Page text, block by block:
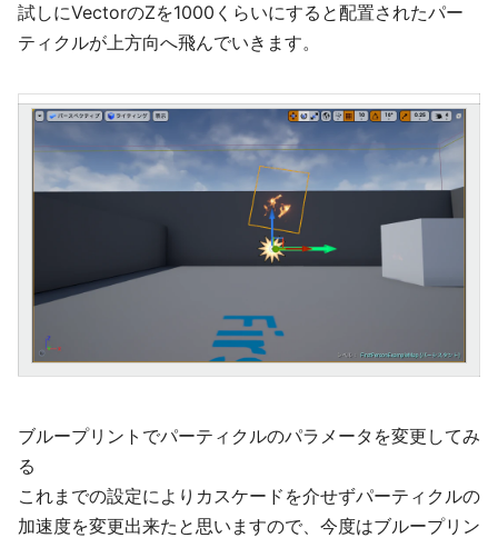
試しにVectorのZを1000くらいにすると配置されたパー
ティクルが上方向へ飛んでいきます。
ブループリントでパーティクルのパラメータを変更してみ
る
これまでの設定によりカスケードを介せずパーティクルの
加速度を変更出来たと思いますので、今度はブループリン